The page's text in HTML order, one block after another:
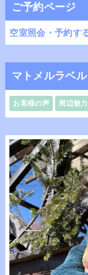
ご予約ページ
空室照会・予約す
マトメルラベル
お客様の声 周辺魅力